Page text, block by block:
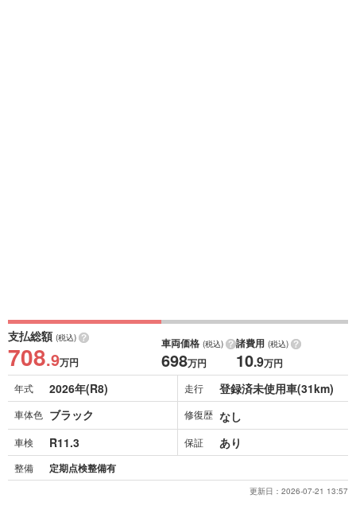
支払総額 (税込)
708.9万円
車両価格 (税込)
698万円
諸費用 (税込)
10.9万円
年式 2026年(R8) 走行 登録済未使用車(31km)
車体色 ブラック 修復歴 なし
車検 R11.3 保証 あり
整備 定期点検整備有
更新日： 2026-07-21 13:57